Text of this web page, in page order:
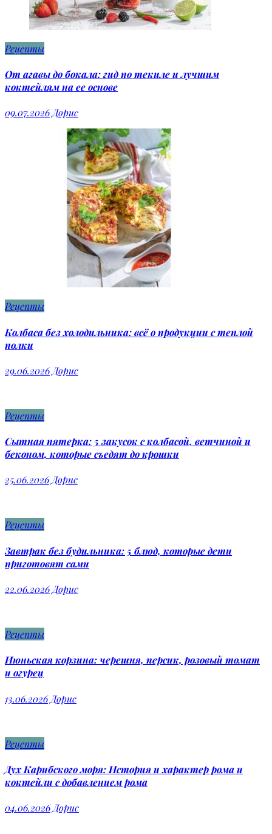
Рецепты
От агавы до бокала: гид по текиле и лучшим
коктейлям на ее основе
09.07.2026Дорис
Рецепты
Колбаса без холодильника: всё о продукции с теплой
полки
29.06.2026 Дорис
Рецепты
Сытная пятерка: 5 закусок с колбасой, ветчиной и
беконом, которые съедят до крошки
25.06.2026Дорис
Рецепты
Завтрак без будильника: 5 блюд, которые дети
приготовят сами
22.06.2026 Дорис
Рецепты
Июньская корзина: черешня, персик, розовый томат
и огурец
13.06.2026 Дорис
Рецепты
Дух Карибского моря: История и характер рома и
коктейли с добавлением рома
04.06.2026 Дорис